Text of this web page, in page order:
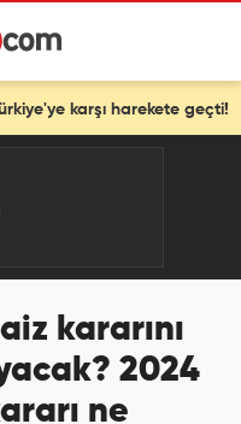
geçti!
kararını
2024
ne